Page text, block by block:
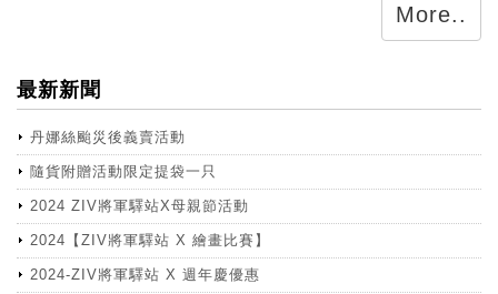
More..
最新新聞
丹娜絲颱災後義賣活動
隨貨附贈活動限定提袋一只
2024 ZIV將軍驛站X母親節活動
2024【ZIV將軍驛站 X 繪畫比賽】
2024-ZIV將軍驛站 X 週年慶優惠